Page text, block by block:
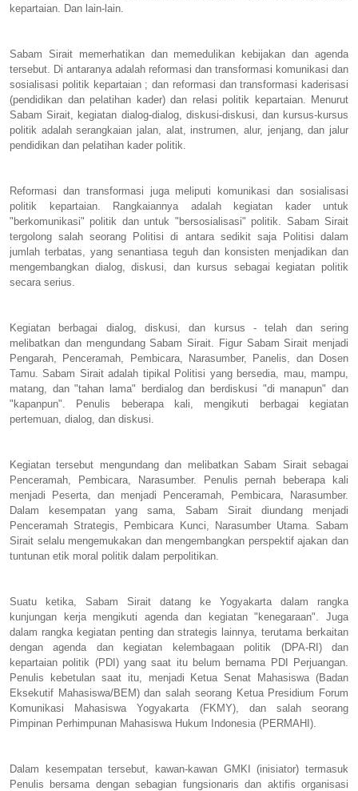
kepartaian. Dan lain-lain.
Sabam Sirait memerhatikan dan memedulikan kebijakan dan agenda
tersebut. Di antaranya adalah reformasi dan transformasi komunikasi dan
sosialisasi politik kepartaian ; dan reformasi dan transformasi kaderisasi
(pendidikan dan pelatihan kader) dan relasi politik kepartaian. Menurut
Sabam Sirait, kegiatan dialog-dialog, diskusi-diskusi, dan kursus-kursus
politik adalah serangkaian jalan, alat, instrumen, alur, jenjang, dan jalur
pendidikan dan pelatihan kader politik.
Reformasi dan transformasi juga meliputi komunikasi dan sosialisasi
politik kepartaian. Rangkaiannya adalah kegiatan kader untuk
"berkomunikasi" politik dan untuk "bersosialisasi" politik. Sabam Sirait
tergolong salah seorang Politisi di antara sedikit saja Politisi dalam
jumlah terbatas, yang senantiasa teguh dan konsisten menjadikan dan
mengembangkan dialog, diskusi, dan kursus sebagai kegiatan politik
secara serius.
Kegiatan berbagai dialog, diskusi, dan kursus - telah dan sering
melibatkan dan mengundang Sabam Sirait. Figur Sabam Sirait menjadi
Pengarah, Penceramah, Pembicara, Narasumber, Panelis, dan Dosen
Tamu. Sabam Sirait adalah tipikal Politisi yang bersedia, mau, mampu,
matang, dan "tahan lama" berdialog dan berdiskusi "di manapun" dan
"kapanpun". Penulis beberapa kali, mengikuti berbagai kegiatan
pertemuan, dialog, dan diskusi.
Kegiatan tersebut mengundang dan melibatkan Sabam Sirait sebagai
Penceramah, Pembicara, Narasumber. Penulis pernah beberapa kali
menjadi Peserta, dan menjadi Penceramah, Pembicara, Narasumber.
Dalam kesempatan yang sama, Sabam Sirait diundang menjadi
Penceramah Strategis, Pembicara Kunci, Narasumber Utama. Sabam
Sirait selalu mengemukakan dan mengembangkan perspektif ajakan dan
tuntunan etik moral politik dalam perpolitikan.
Suatu ketika, Sabam Sirait datang ke Yogyakarta dalam rangka
kunjungan kerja mengikuti agenda dan kegiatan "kenegaraan". Juga
dalam rangka kegiatan penting dan strategis lainnya, terutama berkaitan
dengan agenda dan kegiatan kelembagaan politik (DPA-RI) dan
kepartaian politik (PDI) yang saat itu belum bernama PDI Perjuangan.
Penulis kebetulan saat itu, menjadi Ketua Senat Mahasiswa (Badan
Eksekutif Mahasiswa/BEM) dan salah seorang Ketua Presidium Forum
Komunikasi Mahasiswa Yogyakarta (FKMY), dan salah seorang
Pimpinan Perhimpunan Mahasiswa Hukum Indonesia (PERMAHI).
Dalam kesempatan tersebut, kawan-kawan GMKI (inisiator) termasuk
Penulis bersama dengan sebagian fungsionaris dan aktifis organisasi